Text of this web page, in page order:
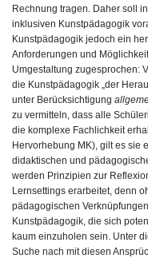
Rechnung tragen. Daher soll
inklusiven Kunstpädagogik
Kunstpädagogik jedoch ein
Anforderungen und
Umgestaltung zugesprochen:
die Kunstpädagogik „der
unter Berücksichtigung
zu vermitteln, dass alle
die komplexe Fachlichkeit
Hervorhebung MK), gilt es sie
didaktischen und
werden Prinzipien zur
Lernsettings erarbeitet, denn
pädagogischen
Kunstpädagogik, die sich
kaum einzuholen sein. Unter
Suche nach mit diesen